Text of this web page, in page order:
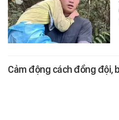
Cảm động cách đồng đội,